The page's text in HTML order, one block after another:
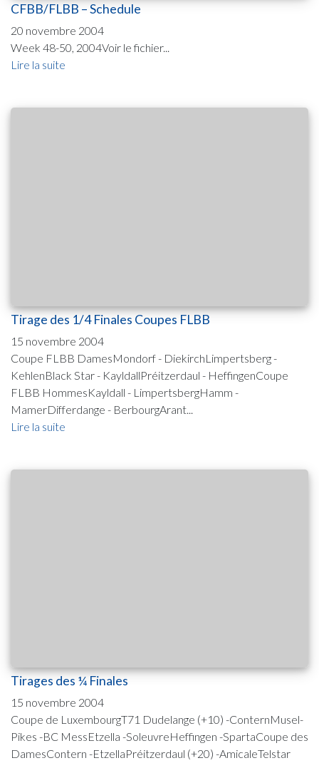
CFBB/FLBB – Schedule
20 novembre 2004
Week 48-50, 2004Voir le fichier...
Lire la suite
Tirage des 1/4 Finales Coupes FLBB
15 novembre 2004
Coupe FLBB DamesMondorf - DiekirchLimpertsberg -
KehlenBlack Star - KayldallPréitzerdaul - HeffingenCoupe
FLBB HommesKayldall - LimpertsbergHamm -
MamerDifferdange - BerbourgArant...
Lire la suite
Tirages des ¼ Finales
15 novembre 2004
Coupe de LuxembourgT71 Dudelange (+10) -ConternMusel-
Pikes -BC MessEtzella -SoleuvreHeffingen -SpartaCoupe des
DamesContern -EtzellaPréitzerdaul (+20) -AmicaleTelstar